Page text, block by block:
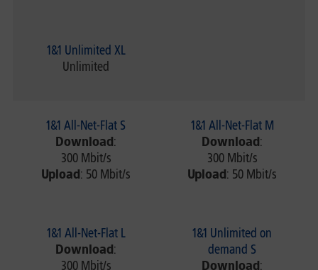
1&1 Unlimited XL
Unlimited
1&1 All-Net-Flat S
Download:
300 Mbit/s
Upload: 50 Mbit/s
1&1 All-Net-Flat M
Download:
300 Mbit/s
Upload: 50 Mbit/s
1&1 All-Net-Flat L
Download:
300 Mbit/s
1&1 Unlimited on
demand S
Download: